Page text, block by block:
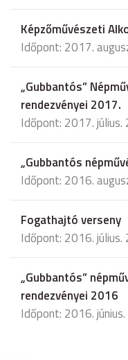
Képzőművészeti
Időpont: 2017.
„Gubbantós”
rendezvényei 2017.
Időpont: 2017. július.
„Gubbantós
Időpont: 2016.
Fogathajtó verseny
Időpont: 2016. július.
„Gubbantós”
rendezvényei 2016
Időpont: 2016.